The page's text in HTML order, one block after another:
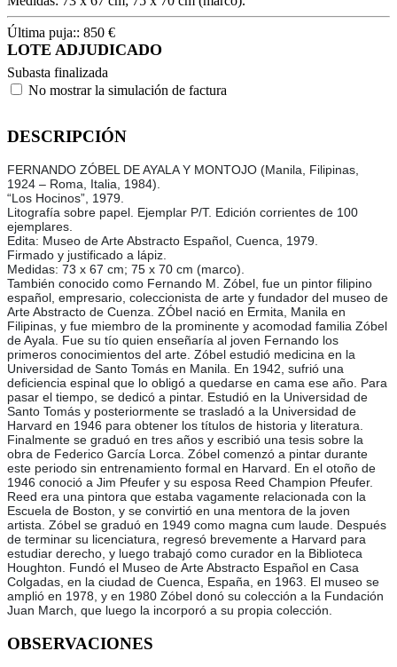
Última puja:: 850 €
LOTE ADJUDICADO
Subasta finalizada
No mostrar la simulación de factura
DESCRIPCIÓN
FERNANDO ZÓBEL DE AYALA Y MONTOJO (Manila, Filipinas,
1924 – Roma, Italia, 1984).
“Los Hocinos”, 1979.
Litografía sobre papel. Ejemplar P/T. Edición corrientes de 100
ejemplares.
Edita: Museo de Arte Abstracto Español, Cuenca, 1979.
Firmado y justificado a lápiz.
Medidas: 73 x 67 cm; 75 x 70 cm (marco).
También conocido como Fernando M. Zóbel, fue un pintor filipino
español, empresario, coleccionista de arte y fundador del museo de
Arte Abstracto de Cuenza. ZÓbel nació en Ermita, Manila en
Filipinas, y fue miembro de la prominente y acomodad familia Zóbel
de Ayala. Fue su tío quien enseñaría al joven Fernando los
primeros conocimientos del arte. Zóbel estudió medicina en la
Universidad de Santo Tomás en Manila. En 1942, sufrió una
deficiencia espinal que lo obligó a quedarse en cama ese año. Para
pasar el tiempo, se dedicó a pintar. Estudió en la Universidad de
Santo Tomás y posteriormente se trasladó a la Universidad de
Harvard en 1946 para obtener los títulos de historia y literatura.
Finalmente se graduó en tres años y escribió una tesis sobre la
obra de Federico García Lorca. Zóbel comenzó a pintar durante
este periodo sin entrenamiento formal en Harvard. En el otoño de
1946 conoció a Jim Pfeufer y su esposa Reed Champion Pfeufer.
Reed era una pintora que estaba vagamente relacionada con la
Escuela de Boston, y se convirtió en una mentora de la joven
artista. Zóbel se graduó en 1949 como magna cum laude. Después
de terminar su licenciatura, regresó brevemente a Harvard para
estudiar derecho, y luego trabajó como curador en la Biblioteca
Houghton. Fundó el Museo de Arte Abstracto Español en Casa
Colgadas, en la ciudad de Cuenca, España, en 1963. El museo se
amplió en 1978, y en 1980 Zóbel donó su colección a la Fundación
Juan March, que luego la incorporó a su propia colección.
OBSERVACIONES